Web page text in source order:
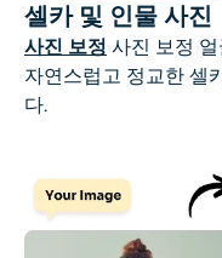
셀카 및 인물 사진
사진 보정 사진 보정
자연스럽고 정교한 셀
다.